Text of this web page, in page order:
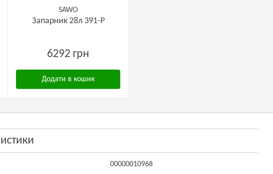
SAWO
Запарник 28л 391-P
6292 грн
Додати в кошик
00000010968